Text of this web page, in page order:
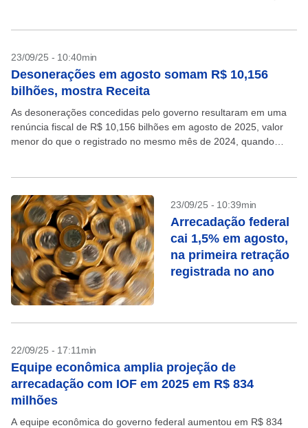
23/09/25 - 10:40min
Desonerações em agosto somam R$ 10,156
bilhões, mostra Receita
As desonerações concedidas pelo governo resultaram em uma
renúncia fiscal de R$ 10,156 bilhões em agosto de 2025, valor
menor do que o registrado no mesmo mês de 2024, quando
23/09/25 - 10:39min
Arrecadação federal
cai 1,5% em agosto,
na primeira retração
registrada no ano
22/09/25 - 17:11min
Equipe econômica amplia projeção de
arrecadação com IOF em 2025 em R$ 834
milhões
A equipe econômica do governo federal aumentou em R$ 834